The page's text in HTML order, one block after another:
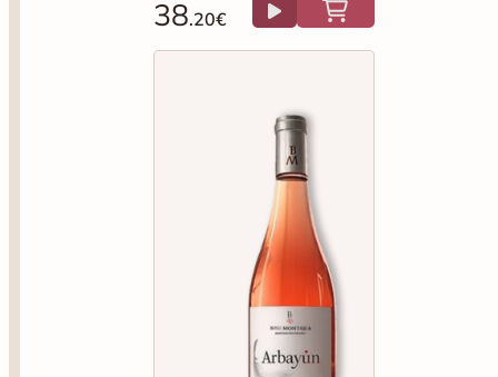
38.20€